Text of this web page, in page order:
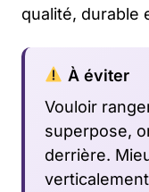
qualité, durable
À éviter
Vouloir
superpose,
derrière.